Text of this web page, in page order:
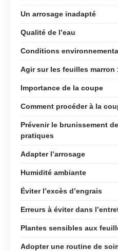
Un arrosage inadapté
Qualité de l’eau
Conditions
Agir sur les feuilles marron
Importance de la coupe
Comment procéder à la
Prévenir le brunissement
pratiques
Adapter l’arrosage
Humidité ambiante
Éviter l’excès d’engrais
Erreurs à éviter dans
Plantes sensibles aux
Adopter une routine de